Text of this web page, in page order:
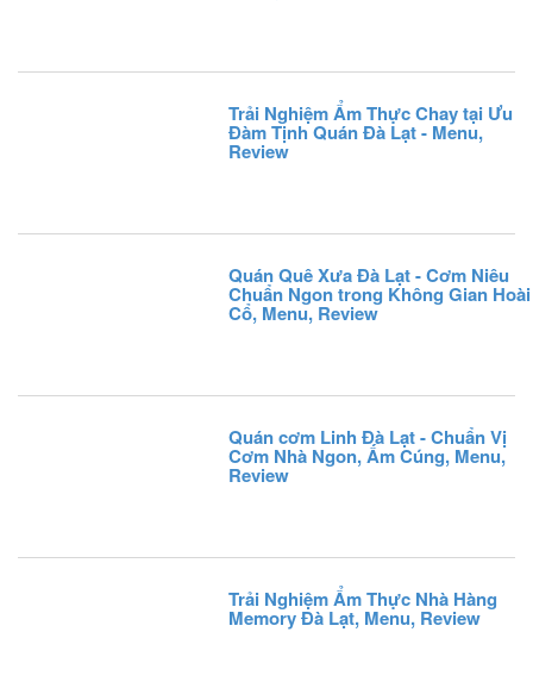
Trải Nghiệm Ẩm Thực Chay tại Ưu
Đàm Tịnh Quán Đà Lạt - Menu,
Review
Quán Quê Xưa Đà Lạt - Cơm Niêu
Chuẩn Ngon trong Không Gian Hoài
Cổ, Menu, Review
Quán cơm Linh Đà Lạt - Chuẩn Vị
Cơm Nhà Ngon, Ấm Cúng, Menu,
Review
Trải Nghiệm Ẩm Thực Nhà Hàng
Memory Đà Lạt, Menu, Review